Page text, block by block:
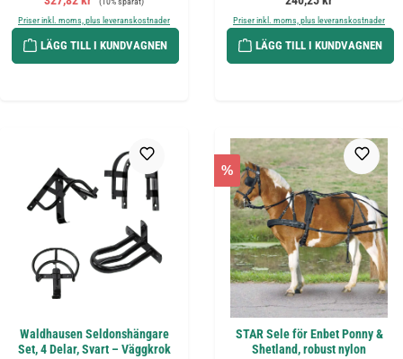
Priser inkl. moms, plus leveranskostnader
LÄGG TILL I KUNDVAGNEN
Priser inkl. moms, plus leveranskostnader
LÄGG TILL I KUNDVAGNEN
Waldhausen Seldonshängare
Set, 4 Delar, Svart – Väggkrok
%
STAR Sele för Enbet Ponny &
Shetland, robust nylon